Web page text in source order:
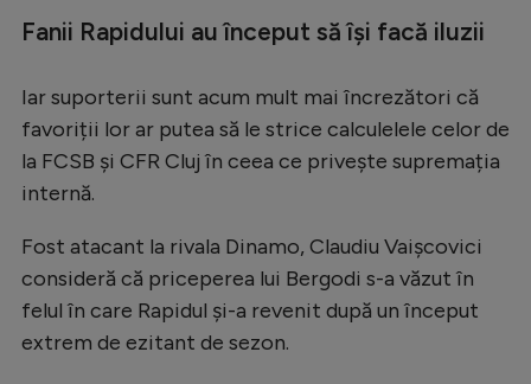
Campionate
EURO 2024
Stranieri
Tenis
Fanii Rapidului au început să își facă iluzii
Iar suporterii sunt acum mult mai încrezători că
favoriții lor ar putea să le strice calculelele celor de
la FCSB și CFR Cluj în ceea ce privește supremația
internă.
Fost atacant la rivala Dinamo, Claudiu Vaișcovici
consideră că priceperea lui Bergodi s-a văzut în
felul în care Rapidul și-a revenit după un început
extrem de ezitant de sezon.